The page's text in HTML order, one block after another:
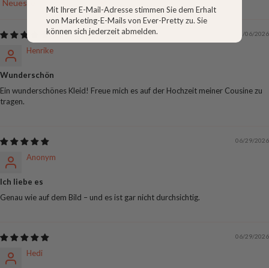
Sort by
08/06/2026
Henrike
Wunderschön
Ein wunderschönes Kleid! Freue mich es auf der Hochzeit meiner Cousine zu
tragen.
06/29/2026
Anonym
Ich liebe es
Genau wie auf dem Bild – und es ist gar nicht durchsichtig.
06/29/2026
Hedi
Mit Ihrer E-Mail-Adresse stimmen Sie dem Erhalt
von Marketing-E-Mails von Ever-Pretty zu. Sie
können sich jederzeit abmelden.